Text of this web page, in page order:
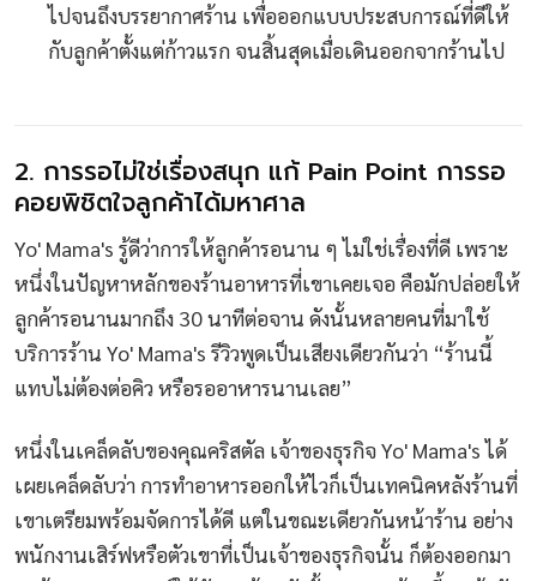
ไปจนถึงบรรยากาศร้าน เพื่อออกแบบประสบการณ์ที่ดีให้
กับลูกค้าตั้งแต่ก้าวแรก จนสิ้นสุดเมื่อเดินออกจากร้านไป
2. การรอไม่ใช่เรื่องสนุก แก้ Pain Point การรอ
คอยพิชิตใจลูกค้าได้มหาศาล
Yo' Mama's รู้ดีว่าการให้ลูกค้ารอนาน ๆ ไม่ใช่เรื่องที่ดี เพราะ
หนึ่งในปัญหาหลักของร้านอาหารที่เขาเคยเจอ คือมักปล่อยให้
ลูกค้ารอนานมากถึง 30 นาทีต่อจาน ดังนั้นหลายคนที่มาใช้
บริการร้าน Yo' Mama's รีวิวพูดเป็นเสียงเดียวกันว่า “ร้านนี้
แทบไม่ต้องต่อคิว หรือรออาหารนานเลย”
หนึ่งในเคล็ดลับของคุณคริสตัล เจ้าของธุรกิจ Yo' Mama's ได้
เผยเคล็ดลับว่า การทำอาหารออกให้ไวก็เป็นเทคนิคหลังร้านที่
เขาเตรียมพร้อมจัดการได้ดี แต่ในขณะเดียวกันหน้าร้าน อย่าง
พนักงานเสิร์ฟหรือตัวเขาที่เป็นเจ้าของธุรกิจนั้น ก็ต้องออกมา